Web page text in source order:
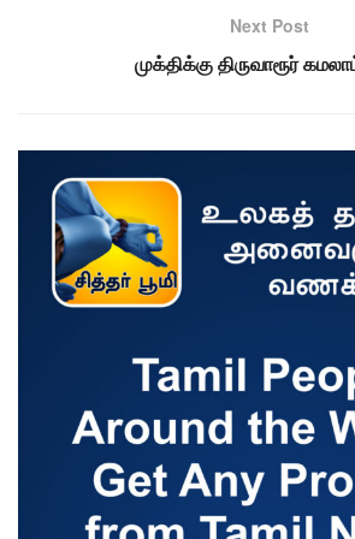
Next Post
முக்திக்கு திருவாரூர்